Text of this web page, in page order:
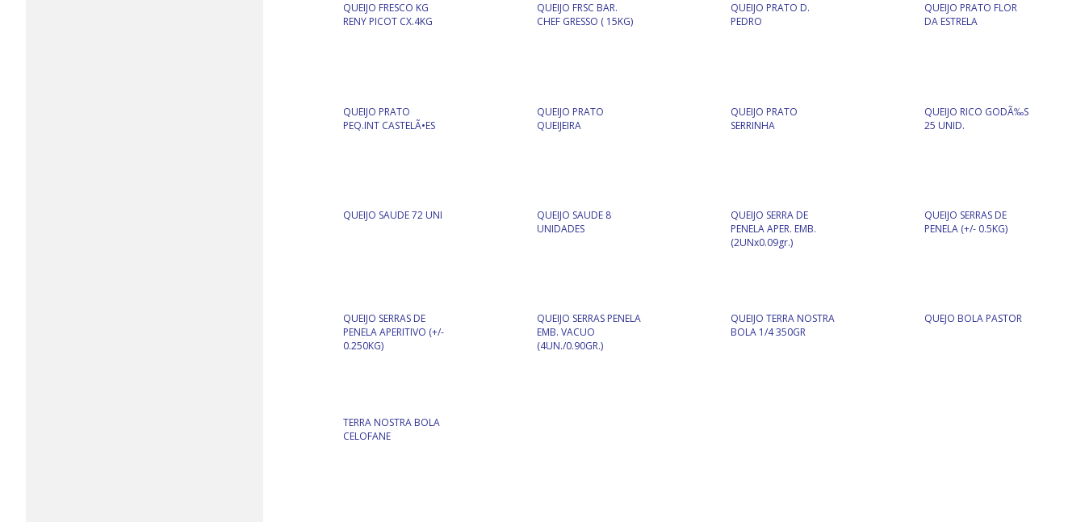
QUEIJO FRESCO KG
RENY PICOT CX.4KG
QUEIJO FRSC BAR.
CHEF GRESSO ( 15KG)
QUEIJO PRATO D.
PEDRO
QUEIJO PRATO FLOR
DA ESTRELA
QUEIJO PRATO
PEQ.INT CASTELÃ•ES
QUEIJO PRATO
QUEIJEIRA
QUEIJO PRATO
SERRINHA
QUEIJO RICO GODÃ‰S
25 UNID.
QUEIJO SAUDE 72 UNI
QUEIJO SAUDE 8
UNIDADES
QUEIJO SERRA DE
PENELA APER. EMB.
(2UNx0.09gr.)
QUEIJO SERRAS DE
PENELA (+/- 0.5KG)
QUEIJO SERRAS DE
PENELA APERITIVO (+/-
0.250KG)
QUEIJO SERRAS PENELA
EMB. VACUO
(4UN./0.90GR.)
QUEIJO TERRA NOSTRA
BOLA 1/4 350GR
QUEJO BOLA PASTOR
TERRA NOSTRA BOLA
CELOFANE